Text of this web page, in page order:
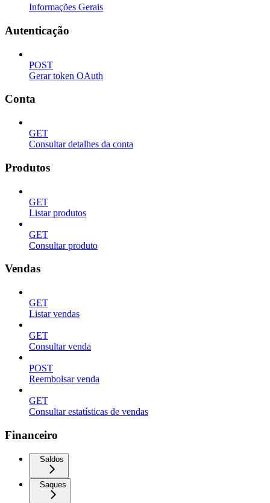
Informações Gerais
Autenticação
POST
Gerar token OAuth
Conta
GET
Consultar detalhes da conta
Produtos
GET
Listar produtos
GET
Consultar produto
Vendas
GET
Listar vendas
GET
Consultar venda
POST
Reembolsar venda
GET
Consultar estatísticas de vendas
Financeiro
Saldos
Saques